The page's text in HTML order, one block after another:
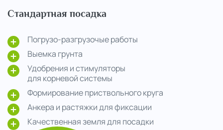
Стандартная посадка
Погрузо-разгрузочые работы
Выемка грунта
Удобрения и стимуляторы
для корневой системы
Формирование приствольного круга
Анкера и растяжки для фиксации
Качественная земля для посадки